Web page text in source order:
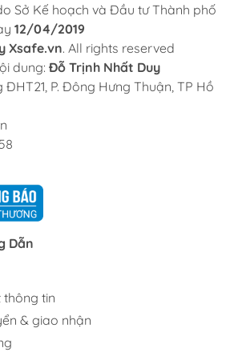
Sở Kế hoạch và Đầu tư Thành phố
12/04/2019
Xsafe.vn. All rights reserved
dung: Đỗ Trịnh Nhất Duy
P. Đông Hưng Thuận, TP Hồ
Dẫn
thông tin
& giao nhận